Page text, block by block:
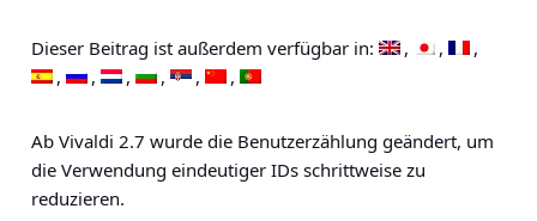
Dieser Beitrag ist außerdem verfügbar in:
Ab Vivaldi 2.7 wurde die Benutzerzählung geändert, um
die Verwendung eindeutiger IDs schrittweise zu
reduzieren.